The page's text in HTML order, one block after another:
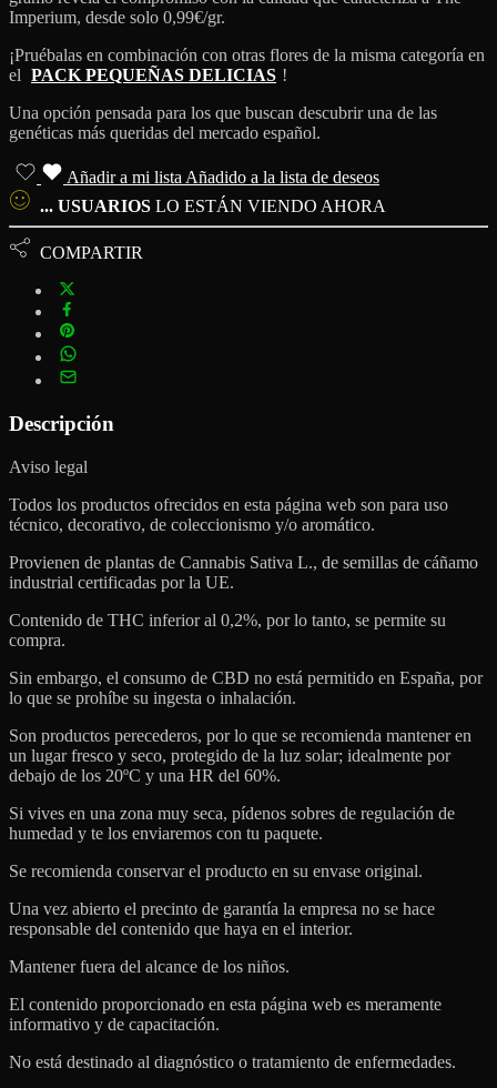
Imperium, desde solo 0,99€/gr.
¡Pruébalas en combinación con otras flores de la misma categoría en
el PACK PEQUEÑAS DELICIAS !
Una opción pensada para los que buscan descubrir una de las
genéticas más queridas del mercado español.
Añadir a mi lista Añadido a la lista de deseos
... USUARIOS LO ESTÁN VIENDO AHORA
COMPARTIR
Descripción
Aviso legal
Todos los productos ofrecidos en esta página web son para uso
técnico, decorativo, de coleccionismo y/o aromático.
Provienen de plantas de Cannabis Sativa L., de semillas de cáñamo
industrial certificadas por la UE.
Contenido de THC inferior al 0,2%, por lo tanto, se permite su
compra.
Sin embargo, el consumo de CBD no está permitido en España, por
lo que se prohíbe su ingesta o inhalación.
Son productos perecederos, por lo que se recomienda mantener en
un lugar fresco y seco, protegido de la luz solar; idealmente por
debajo de los 20ºC y una HR del 60%.
Si vives en una zona muy seca, pídenos sobres de regulación de
humedad y te los enviaremos con tu paquete.
Se recomienda conservar el producto en su envase original.
Una vez abierto el precinto de garantía la empresa no se hace
responsable del contenido que haya en el interior.
Mantener fuera del alcance de los niños.
El contenido proporcionado en esta página web es meramente
informativo y de capacitación.
No está destinado al diagnóstico o tratamiento de enfermedades.